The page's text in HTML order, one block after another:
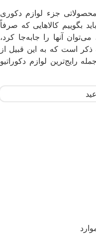
جزء لوازم دکوری
بگوییم کالاهایی که صرفاً
آنها را جابه‌جا کرد،
ذکر است که به این قبیل از
رایج‌ترین لوازم دکوراتیو